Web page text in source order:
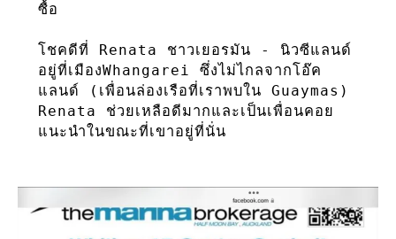
ซื้อ
โชคดีที่ Renata ชาวเยอรมัน - นิวซีแลนด์
อยู่ที่เมืองWhangarei ซึ่งไม่ไกลจากโอ๊ค
แลนด์ (เพื่อนล่องเรือที่เราพบใน Guaymas)
Renata ช่วยเหลือดีมากและเป็นเพื่อนคอย
แนะนำในขณะที่เขาอยู่ที่นั่น